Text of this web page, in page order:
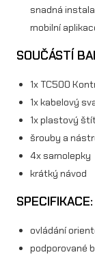
snadná
mobilní
SOUČÁSTÍ
1x TC500
1x kabelový
1x plastový
šrouby a
4x samolepky
krátký návod
SPECIFIKACE:
ovládání
podporované